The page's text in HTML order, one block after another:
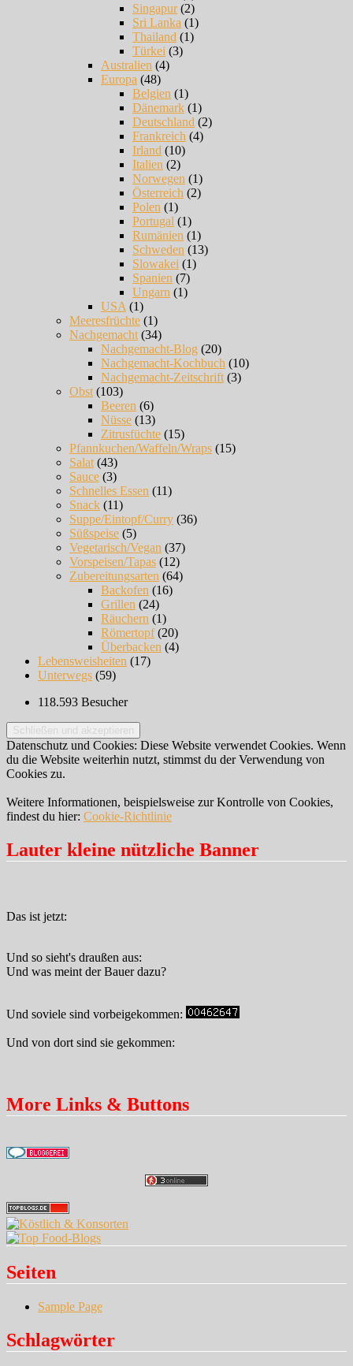
Singapur(2)
Sri Lanka (1)
Thailand (1)
Türkei (3)
Australien (4)
Europa (48)
Belgien (1)
Dänemark (1)
Deutschland (2)
Frankreich (4)
Irland (10)
Italien (2)
Norwegen (1)
Österreich (2)
Polen (1)
Portugal (1)
Rumänien (1)
Schweden (13)
Slowakei (1)
Spanien (7)
Ungarn (1)
USA (1)
Meeresfrüchte (1)
Nachgemacht (34)
Nachgemacht-Blog (20)
Nachgemacht-Kochbuch (10)
Nachgemacht-Zeitschrift (3)
Obst (103)
Beeren (6)
Nüsse (13)
Zitrusfüchte (15)
Pfannkuchen/Waffeln/Wraps (15)
Salat (43)
Sauce (3)
Schnelles Essen (11)
Snack (11)
Suppe/Eintopf/Curry (36)
Süßspeise (5)
Vegetarisch/Vegan (37)
Vorspeisen/Tapas (12)
Zubereitungsarten (64)
Backofen (16)
Grillen (24)
Räuchern (1)
Römertopf(20)
Überbacken (4)
Lebensweisheiten (17)
Unterwegs (59)
118.593 Besucher
Datenschutz und Cookies: Diese Website verwendet Cookies. Wenn
du die Website weiterhin nutzt, stimmst du der Verwendung von
Cookies zu.
Weitere Informationen, beispielsweise zur Kontrolle von Cookies,
findest du hier: Cookie-Richtlinie
Lauter kleine nützliche Banner
Das ist jetzt:
Und so sieht's draußen aus:
Und was meint der Bauer dazu?
Und soviele sind vorbeigekommen:
Und von dort sind sie gekommen:
More Links & Buttons
Seiten
Sample Page
Schlagwörter